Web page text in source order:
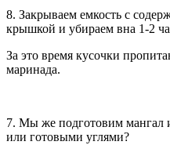
8. Закрываем емкость с
крышкой и убираем вна 1-2
За это время кусочки
маринада.
7. Мы же подготовим мангал
или готовыми углями?